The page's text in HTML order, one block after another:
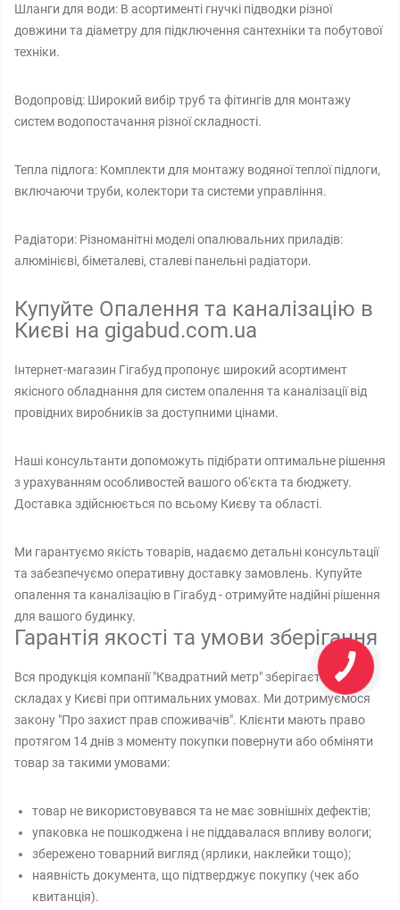
Шланги для води: В асортименті гнучкі підводки різної
довжини та діаметру для підключення сантехніки та побутової
техніки.
Водопровід: Широкий вибір труб та фітингів для монтажу
систем водопостачання різної складності.
Тепла підлога: Комплекти для монтажу водяної теплої підлоги,
включаючи труби, колектори та системи управління.
Радіатори: Різноманітні моделі опалювальних приладів:
алюмінієві, біметалеві, сталеві панельні радіатори.
Купуйте Опалення та каналізацію в
Києві на gigabud.com.ua
Інтернет-магазин Гігабуд пропонує широкий асортимент
якісного обладнання для систем опалення та каналізації від
провідних виробників за доступними цінами.
Наші консультанти допоможуть підібрати оптимальне рішення
з урахуванням особливостей вашого об'єкта та бюджету.
Доставка здійснюється по всьому Києву та області.
Ми гарантуємо якість товарів, надаємо детальні консультації
та забезпечуємо оперативну доставку замовлень. Купуйте
опалення та каналізацію в Гігабуд - отримуйте надійні рішення
для вашого будинку.
Гарантія якості та умови зберігання
Вся продукція компанії "Квадратний метр" зберігається на
складах у Києві при оптимальних умовах. Ми дотримуємося
закону "Про захист прав споживачів". Клієнти мають право
протягом 14 днів з моменту покупки повернути або обміняти
товар за такими умовами:
товар не використовувався та не має зовнішніх дефектів;
упаковка не пошкоджена і не піддавалася впливу вологи;
збережено товарний вигляд (ярлики, наклейки тощо);
наявність документа, що підтверджує покупку (чек або
квитанція).